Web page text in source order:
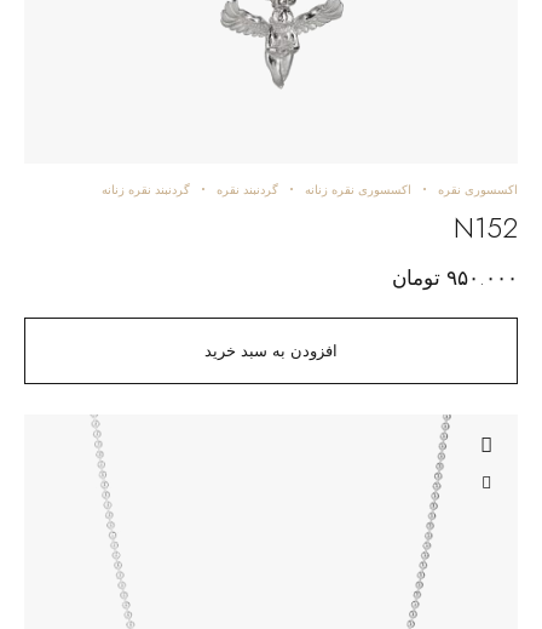
افزودن به سبد خرید
اکسسوری نقره اکسسوری نقره زنانه گردنبند نقره گردنبند نقره زنانه
N152
۹۵۰.۰۰۰ تومان